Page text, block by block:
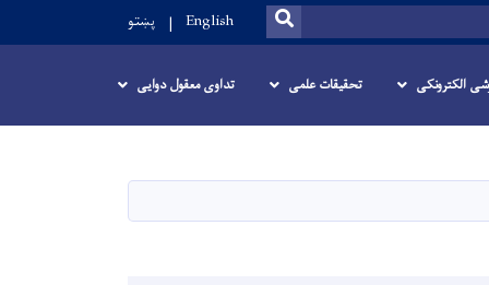
SEARCH
English پښتو
الکترونکی تحقیقات علمی تداوی معقول دوایی